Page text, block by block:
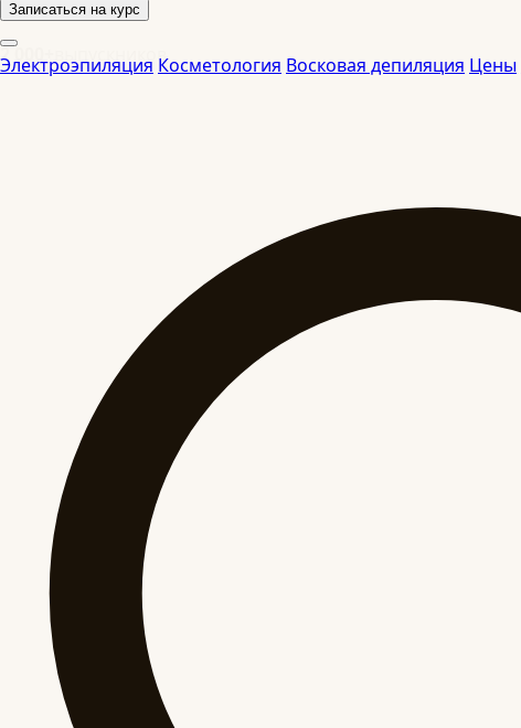
Записаться на курс
Электроэпиляция Косметология Восковая депиляция Цены
2 000+ выпускников